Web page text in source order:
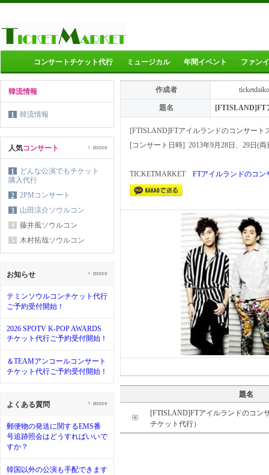
コンサートチケット代行 ミュージカル 年間イベント ファン
韓流情報
1 韓流情報
人気コンサート
1
どんな公演でもチケット
購入代行
2
2PMコンサート
3
山田涼介ソウルコン
4 藤井風ソウルコン
5 木村拓哉ソウルコン
› more
お知らせ
テミンソウルコンチケット代行
ご予約受付開始！
2026 SPOTV K-POP AWARDS
チケット代行ご予約受付開始！
＆TEAMアンコールコンサート
チケット代行ご予約受付開始！
› more
よくある質問
郵便物の発送に関するEMS番
号追跡照会はどうすればいいで
すか？
韓国以外の公演も手配できます
› more
作成者
題名 [FTISLAND]FT
[FTISLAND]FTアイルランドのコンサート
[コンサート日時] 2013年9月28日、29日(両
TICKETMARKET FTアイルランドのコ
題名
[FTISLAND]FTアイルランドのコン
チケット代行）